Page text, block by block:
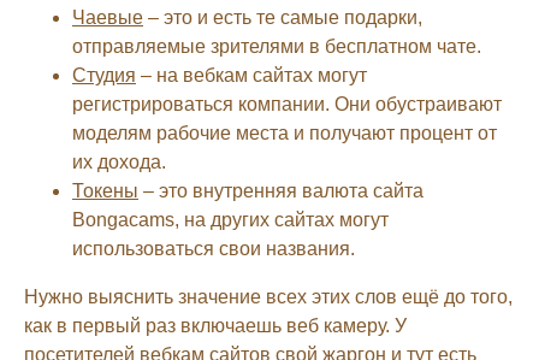
Чаевые – это и есть те самые подарки,
отправляемые зрителями в бесплатном чате.
Студия – на вебкам сайтах могут
регистрироваться компании. Они обустраивают
моделям рабочие места и получают процент от
их дохода.
Токены – это внутренняя валюта сайта
Bongacams, на других сайтах могут
использоваться свои названия.
Нужно выяснить значение всех этих слов ещё до того,
как в первый раз включаешь веб камеру. У
посетителей вебкам сайтов свой жаргон и тут есть